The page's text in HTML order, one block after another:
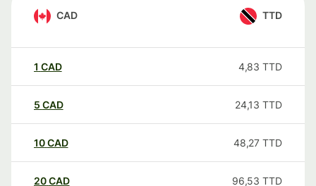
CAD TTD
1 CAD 4,83 TTD
5 CAD 24,13 TTD
10CAD 48,27 TTD
20CAD 96,53 TTD